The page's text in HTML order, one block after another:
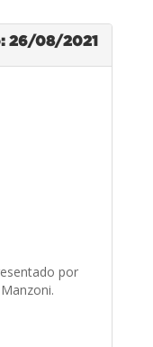
26/08/2021
por